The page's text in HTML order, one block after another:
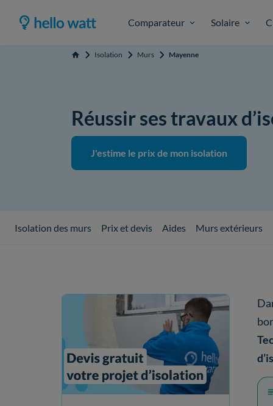
Comparateur Solaire
Accueil Isolation Murs Mayenne
Réussir ses travaux
J'estime le prix de mon isolation
Isolation des murs Prix et devis Aides Murs extérieurs